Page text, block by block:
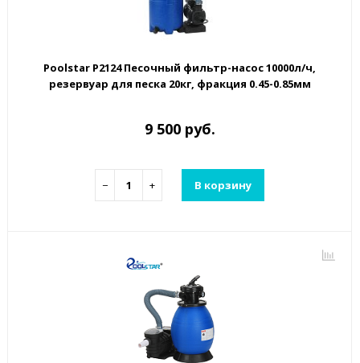
Poolstar P2124 Песочный фильтр-насос 10000л/ч,
резервуар для песка 20кг, фракция 0.45-0.85мм
9 500 руб.
− + В корзину